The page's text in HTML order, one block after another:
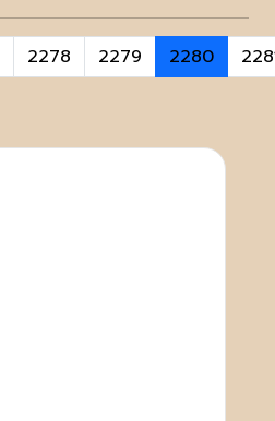
2278 2279 2280